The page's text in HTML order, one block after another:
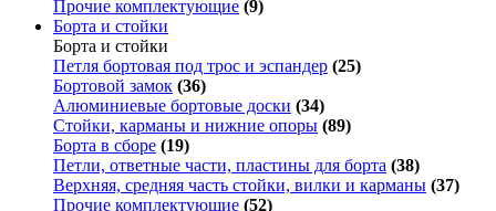
Прочие комплектующие (9)
Борта и стойки
Борта и стойки
Петля бортовая под трос и эспандер (25)
Бортовой замок (36)
Алюминиевые бортовые доски (34)
Стойки, карманы и нижние опоры (89)
Борта в сборе (19)
Петли, ответные части, пластины для борта (38)
Верхняя, средняя часть стойки, вилки и карманы (37)
Прочие комплектующие (52)